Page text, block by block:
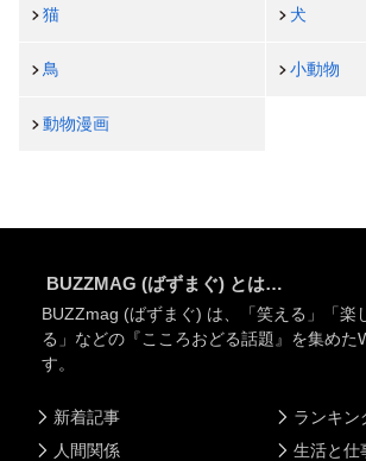
猫 犬
鳥 小動物
動物漫画
BUZZMAG (ばずまぐ) とは…
BUZZmag (ばずまぐ) は、「笑える」「楽
る」などの『こころおどる話題』を集めた
す。
新着記事
人間関係
ランキン
生活と仕